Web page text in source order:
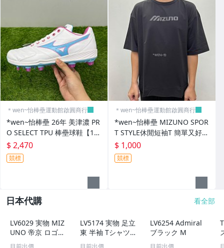
【羽球&排球鞋用品區】
【桌球&網球田徑鞋用品區】
【配件】後背包
【配件】錢包.手拿包.鞋袋
【配件】側背.旅行袋
【配件】腰包.手臂包
【配件】襪子,鞋墊
【配件】護腕,頭帶
【配件】圍巾,護頸套
＊wen~怡棒壘運動館啟圓商行
*wen~怡棒壘 26年 美津濃 PR
O SELECT TPU 棒壘球鞋【11
$ 2,470
競標
＊wen~怡棒壘運動館啟圓商行
*wen~怡棒壘 MIZUNO SPOR
T STYLE休閒短袖T 簡單又好看
【D2TAD50209】現貨特價中
先詢問
$ 1,000
競標
日本代購 看全部
LV6029 実物 MIZ
UNO 帝京 ロゴ
半袖 Tシャツ ホ
目前出價
LV5174 実物 足立
東 半袖 Tシャツ
ネイビー L
目前出價
LV6254 Admiral
ブラック M
目前出價